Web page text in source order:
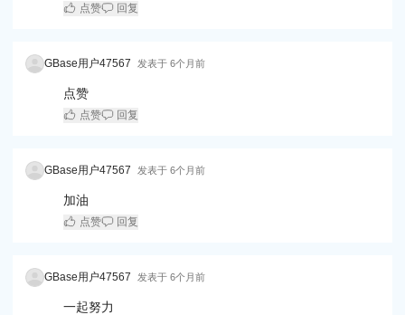
点赞 回复
GBase用户47567 发表于 6个月前
点赞
点赞 回复
GBase用户47567 发表于 6个月前
加油
点赞 回复
GBase用户47567 发表于 6个月前
一起努力